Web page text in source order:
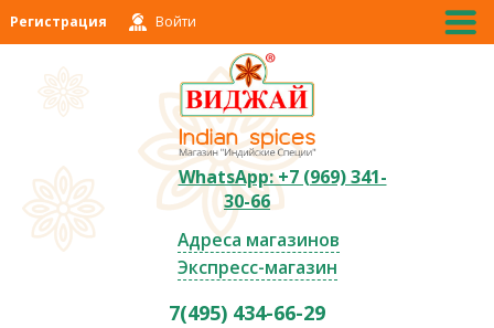
Регистрация Войти
WhatsApp: +7 (969) 341-
30-66
Адреса магазинов
Экспресс-магазин
7(495) 434-66-29